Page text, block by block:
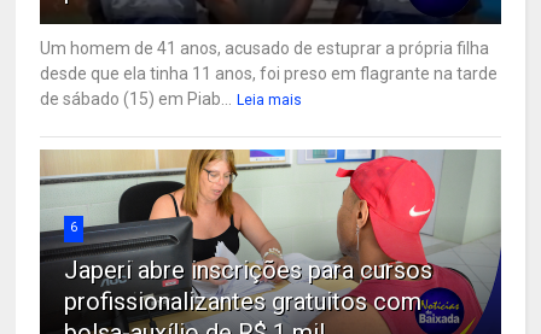
Um homem de 41 anos, acusado de estuprar a própria filha
desde que ela tinha 11 anos, foi preso em flagrante na tarde
de sábado (15) em Piab... Leia mais
6
Japeri abre inscrições para cursos
profissionalizantes gratuitos com